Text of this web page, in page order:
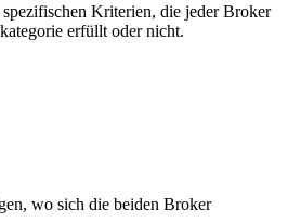
Kriterien, die jeder Broker
erfüllt oder nicht.
wo sich die beiden Broker